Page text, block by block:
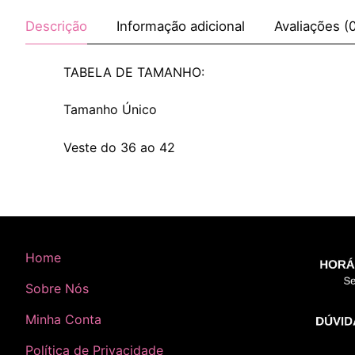
Descrição Informação adicional Avaliações
TABELA DE TAMANHO:
Tamanho Único
Veste do 36 ao 42
Home
Sobre Nós
Minha Conta
Política de Privacidade